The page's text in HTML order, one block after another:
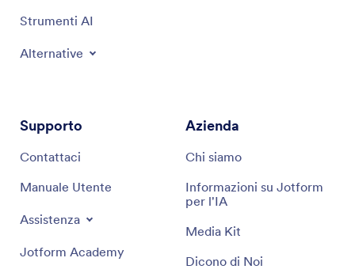
Strumenti AI
Alternative
Supporto
Contattaci
Manuale Utente
Assistenza
Jotform Academy
Azienda
Chi siamo
Informazioni su Jotform
per l'IA
Media Kit
Dicono di Noi